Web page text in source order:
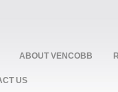
ABOUT VENCOBB
US